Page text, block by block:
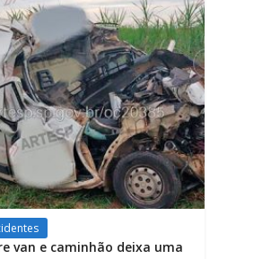
van e caminhão deixa uma